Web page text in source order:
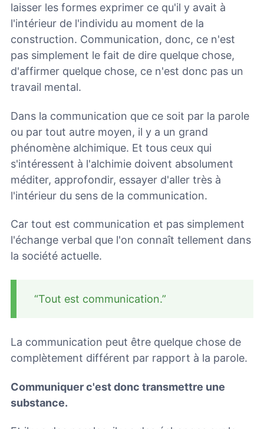
laisser les formes exprimer ce qu'il y avait à
l'intérieur de l'individu au moment de la
construction. Communication, donc, ce n'est
pas simplement le fait de dire quelque chose,
d'affirmer quelque chose, ce n'est donc pas un
travail mental.
Dans la communication que ce soit par la parole
ou par tout autre moyen, il y a un grand
phénomène alchimique. Et tous ceux qui
s'intéressent à l'alchimie doivent absolument
méditer, approfondir, essayer d'aller très à
l'intérieur du sens de la communication.
Car tout est communication et pas simplement
l'échange verbal que l'on connaît tellement dans
la société actuelle.
“Tout est communication.”
La communication peut être quelque chose de
complètement différent par rapport à la parole.
Communiquer c'est donc transmettre une
substance.